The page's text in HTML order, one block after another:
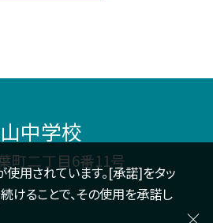
中学校
町二丁目6番11号
使用されています。[承諾]をタッ
けることで、その使用を承諾し